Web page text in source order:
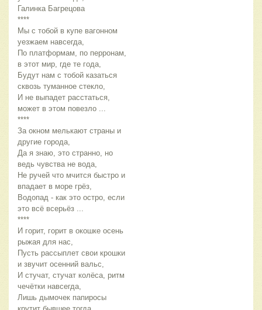
Галинка Багрецова
****
Мы с тобой в купе вагонном
уезжаем навсегда,
По платформам, по перронам,
в этот мир, где те года,
Будут нам с тобой казаться
сквозь туманное стекло,
И не выпадет расстаться,
может в этом повезло ...
****
За окном мелькают страны и
другие города,
Да я знаю, это странно, но
ведь чувства не вода,
Не ручей что мчится быстро и
впадает в море грёз,
Водопад - как это остро, если
это всё всерьёз ...
****
И горит, горит в окошке осень
рыжая для нас,
Пусть рассыплет свои крошки
и звучит осенний вальс,
И стучат, стучат колёса, ритм
чечётки навсегда,
Лишь дымочек папиросы